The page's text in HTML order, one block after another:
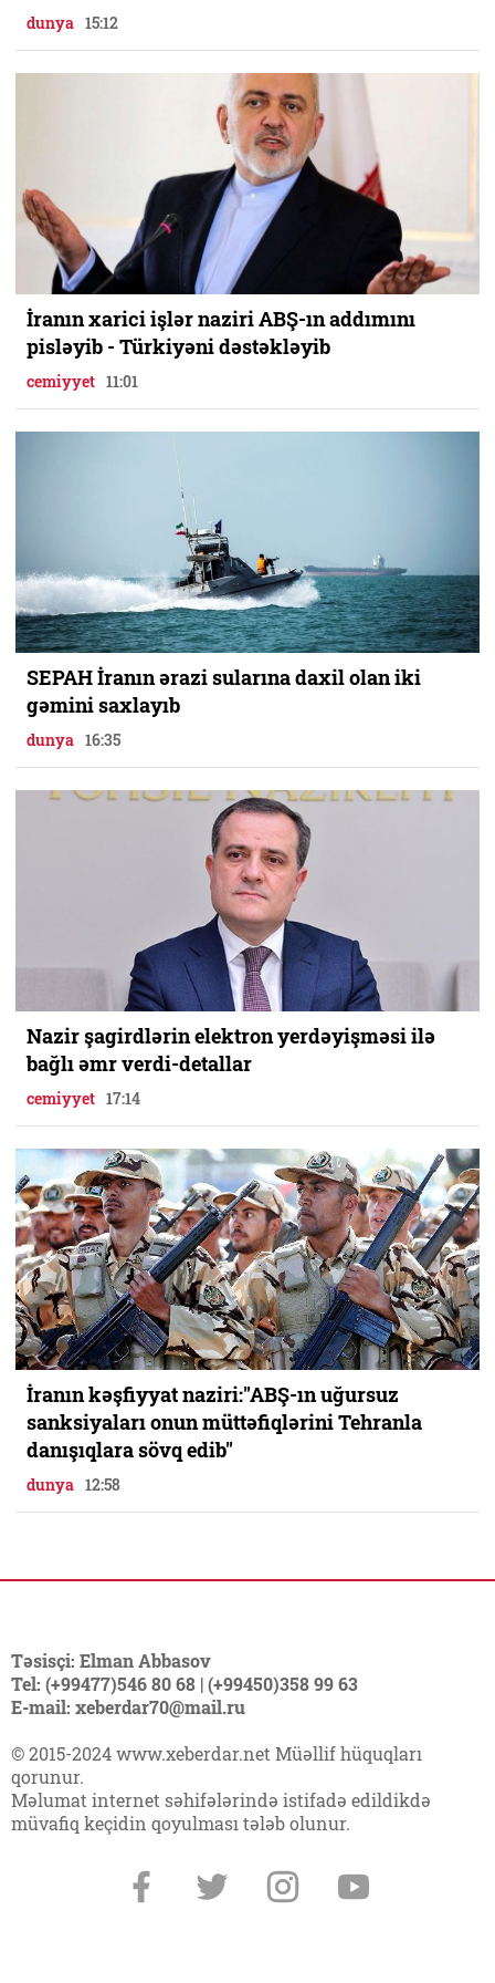
dunya 15:12
İranın xarici işlər naziri ABŞ-ın addımını
pisləyib - Türkiyəni dəstəkləyib
cemiyyet 11:01
SEPAH İranın ərazi sularına daxil olan iki
gəmini saxlayıb
dunya 16:35
Nazir şagirdlərin elektron yerdəyişməsi ilə
bağlı əmr verdi-detallar
cemiyyet 17:14
İranın kəşfiyyat naziri:"ABŞ-ın uğursuz
sanksiyaları onun müttəfiqlərini Tehranla
danışıqlara sövq edib"
dunya 12:58
Təsisçi: Elman Abbasov
Tel: (+99477)546 80 68 | (+99450)358 99 63
E-mail: xeberdar70@mail.ru
© 2015-2024 www.xeberdar.net Müəllif hüquqları
qorunur.
Məlumat internet səhifələrində istifadə edildikdə
müvafiq keçidin qoyulması tələb olunur.